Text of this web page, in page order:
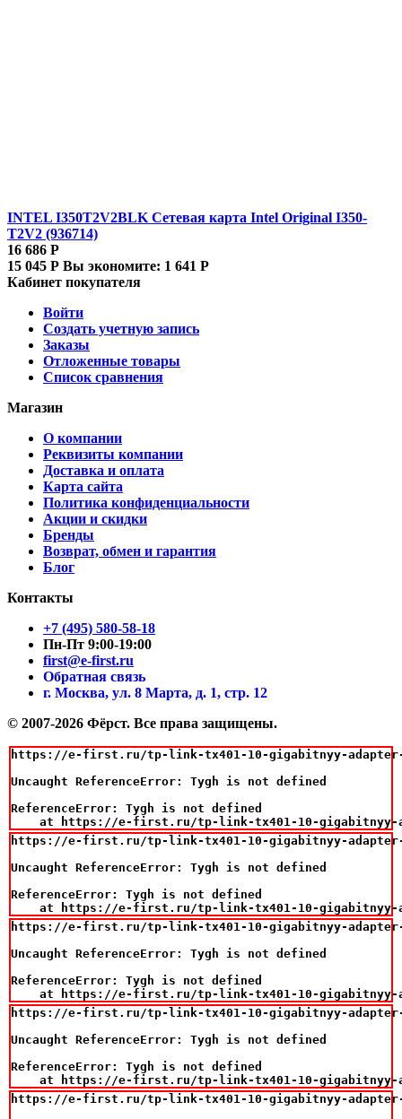
INTEL I350T2V2BLK Сетевая карта Intel Original I350-
T2V2 (936714)
16 686 Р
15 045 Р Вы экономите: 1 641 Р
Кабинет покупателя
Войти
Создать учетную запись
Заказы
Отложенные товары
Список сравнения
Магазин
О компании
Реквизиты компании
Доставка и оплата
Карта сайта
Политика конфиденциальности
Акции и скидки
Бренды
Возврат, обмен и гарантия
Блог
Контакты
+7 (495) 580-58-18
Пн-Пт 9:00-19:00
first@e-first.ru
Обратная связь
г. Москва, ул. 8 Марта, д. 1, стр. 12
© 2007-2026 Фёрст. Все права защищены.
https://e-first.ru/tp-link-tx401-10-gigabitnyy-adapter-
Uncaught ReferenceError: Tygh is not defined
ReferenceError: Tygh is not defined
at https://e-first.ru/tp-link-tx401-10-
https://e-first.ru/tp-link-tx401-10-gigabitnyy-adapter-
Uncaught ReferenceError: Tygh is not defined
ReferenceError: Tygh is not defined
at https://e-first.ru/tp-link-tx401-10-
https://e-first.ru/tp-link-tx401-10-gigabitnyy-adapter-
Uncaught ReferenceError: Tygh is not defined
ReferenceError: Tygh is not defined
at https://e-first.ru/tp-link-tx401-10-
https://e-first.ru/tp-link-tx401-10-gigabitnyy-adapter-
Uncaught ReferenceError: Tygh is not defined
ReferenceError: Tygh is not defined
at https://e-first.ru/tp-link-tx401-10-
https://e-first.ru/tp-link-tx401-10-gigabitnyy-adapter-